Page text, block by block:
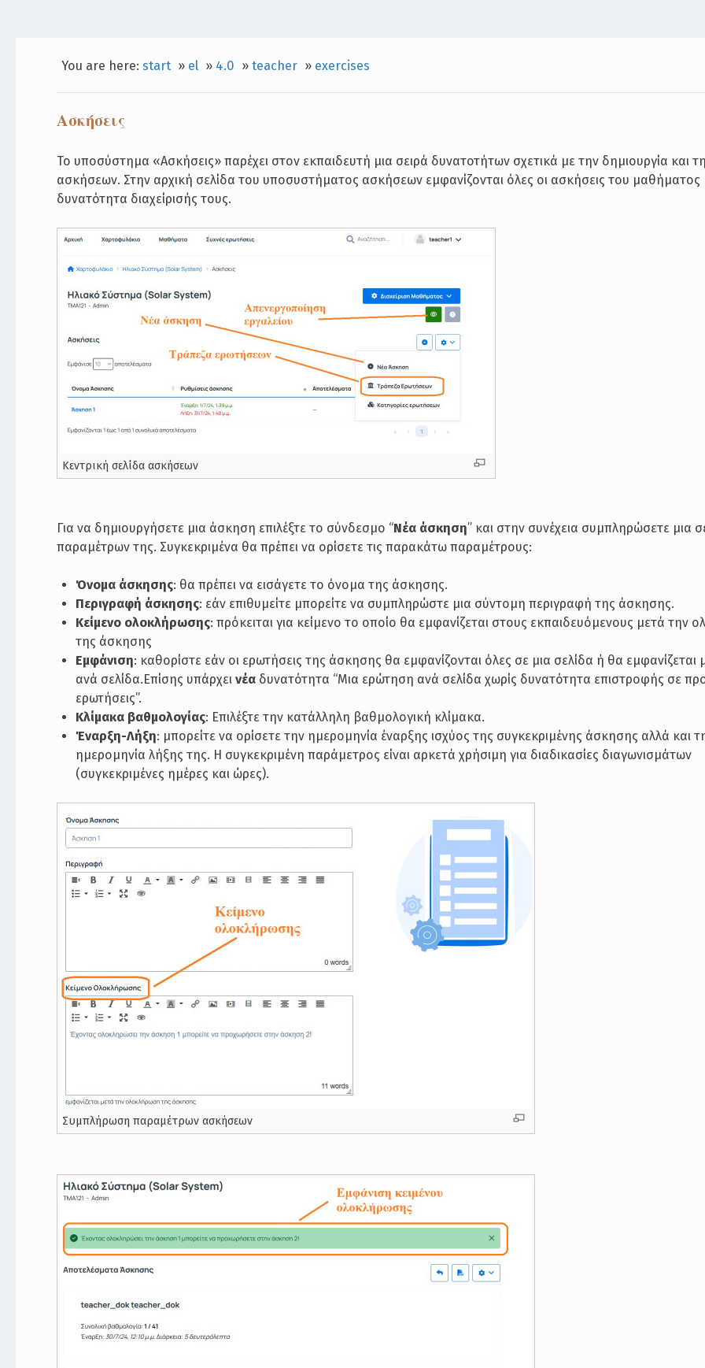
You are here: start » el » 4.0 » teacher » exercises
Ασκήσεις
Το υποσύστημα «Ασκήσεις» παρέχει στον εκπαιδευτή μια σειρά δυνατοτήτων σχετικά με την δημιουργία και
ασκήσεων. Στην αρχική σελίδα του υποσυστήματος ασκήσεων εμφανίζονται όλες οι ασκήσεις του μαθήματος
δυνατότητα διαχείρισής τους.
Κεντρική σελίδα ασκήσεων
Για να δημιουργήσετε μια άσκηση επιλέξτε το σύνδεσμο “Νέα άσκηση” και στην συνέχεια συμπληρώσετε μια
παραμέτρων της. Συγκεκριμένα θα πρέπει να ορίσετε τις παρακάτω παραμέτρους:
Όνομα άσκησης: θα πρέπει να εισάγετε το όνομα της άσκησης.
Περιγραφή άσκησης: εάν επιθυμείτε μπορείτε να συμπληρώστε μια σύντομη περιγραφή της άσκησης.
Κείμενο ολοκλήρωσης: πρόκειται για κείμενο το οποίο θα εμφανίζεται στους εκπαιδευόμενους μετά την
της άσκησης
Εμφάνιση: καθορίστε εάν οι ερωτήσεις της άσκησης θα εμφανίζονται όλες σε μια σελίδα ή θα εμφανίζεται
ανά σελίδα.Επίσης υπάρχεινέα δυνατότητα “Μια ερώτηση ανά σελίδα χωρίς δυνατότητα επιστροφής σε
ερωτήσεις”.
Κλίμακα βαθμολογίας: Επιλέξτε την κατάλληλη βαθμολογική κλίμακα.
Έναρξη-Λήξη: μπορείτε να ορίσετε την ημερομηνία έναρξης ισχύος της συγκεκριμένης άσκησης αλλά και
ημερομηνία λήξης της. Η συγκεκριμένη παράμετρος είναι αρκετά χρήσιμη για διαδικασίες διαγωνισμάτων
(συγκεκριμένες ημέρες και ώρες).
Συμπλήρωση παραμέτρων ασκήσεων